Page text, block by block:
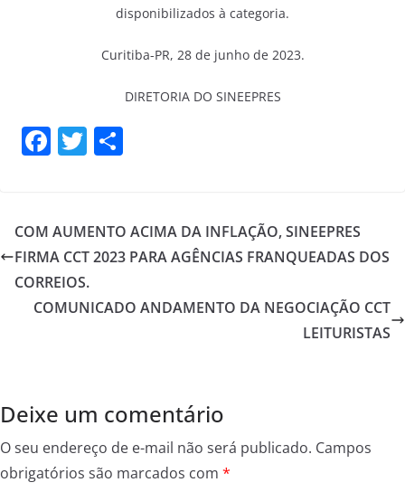
disponibilizados à categoria.
Curitiba-PR, 28 de junho de 2023.
DIRETORIA DO SINEEPRES
F
e
b
o
o
T
er e
COM AUMENTO ACIMA DA INFLAÇÃO, SINEEPRES
FIRMA CCT 2023 PARA AGÊNCIAS FRANQUEADAS DOS
CORREIOS.
COMUNICADO ANDAMENTO DA NEGOCIAÇÃO CCT
LEITURISTAS
Deixe um comentário
O seu endereço de e-mail não será publicado. Campos
obrigatórios são marcados com *